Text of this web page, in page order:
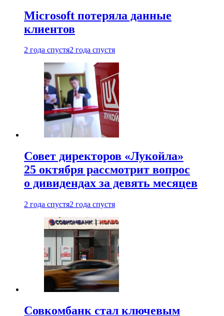
Microsoft потеряла данные
клиентов
2 года спустя2 года спустя
Совет директоров «Лукойла»
25 октября рассмотрит вопрос
о дивидендах за девять месяцев
2 года спустя2 года спустя
Совкомбанк стал ключевым